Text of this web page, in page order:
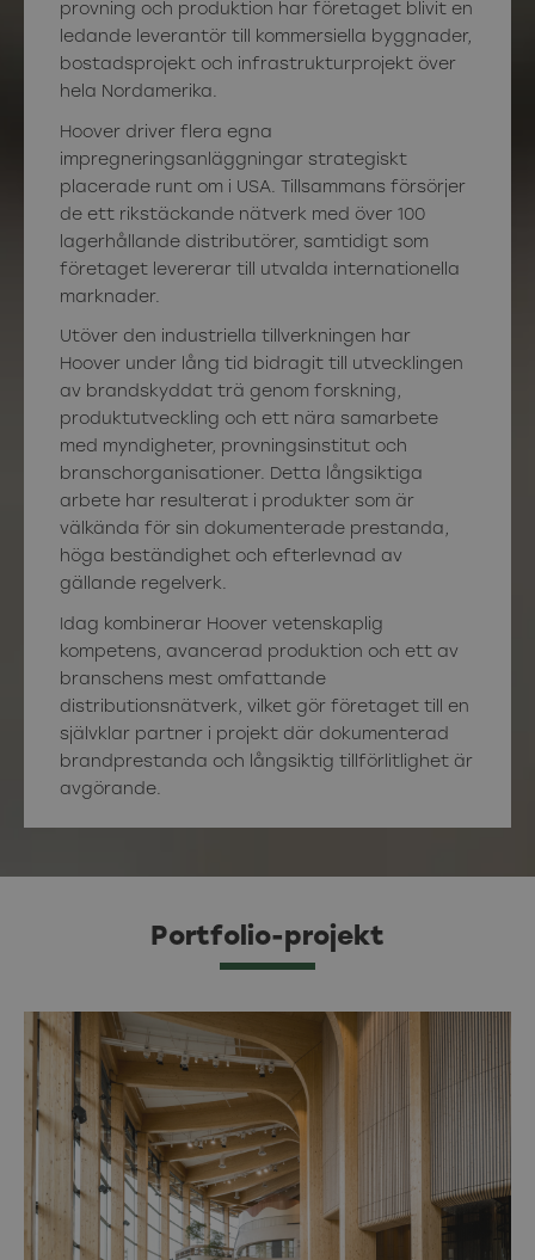
provning och produktion har företaget blivit en
ledande leverantör till kommersiella byggnader,
bostadsprojekt och infrastrukturprojekt över
hela Nordamerika.
Hoover driver flera egna
impregneringsanläggningar strategiskt
placerade runt om i USA. Tillsammans försörjer
de ett rikstäckande nätverk med över 100
lagerhållande distributörer, samtidigt som
företaget levererar till utvalda internationella
marknader.
Utöver den industriella tillverkningen har
Hoover under lång tid bidragit till utvecklingen
av brandskyddat trä genom forskning,
produktutveckling och ett nära samarbete
med myndigheter, provningsinstitut och
branschorganisationer. Detta långsiktiga
arbete har resulterat i produkter som är
välkända för sin dokumenterade prestanda,
höga beständighet och efterlevnad av
gällande regelverk.
Idag kombinerar Hoover vetenskaplig
kompetens, avancerad produktion och ett av
branschens mest omfattande
distributionsnätverk, vilket gör företaget till en
självklar partner i projekt där dokumenterad
brandprestanda och långsiktig tillförlitlighet är
avgörande.
Portfolio-projekt